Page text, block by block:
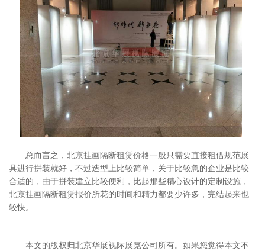
总而言之，北京挂画隔断租赁价格一般只需要直接租借规范展
具进行拼装就好，不过造型上比较简单，关于比较急的企业是比较
合适的，由于拼装建立比较便利，比起那些精心设计的定制设施，
北京挂画隔断租赁报价所花的时间和精力都要少许多，完结起来也
较快。
本文的版权归北京华展视际展览公司所有。如果您觉得本文不